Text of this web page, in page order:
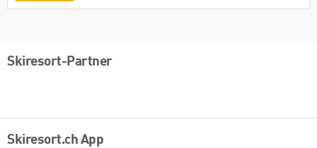
Skiresort-Partner
Skiresort.ch App